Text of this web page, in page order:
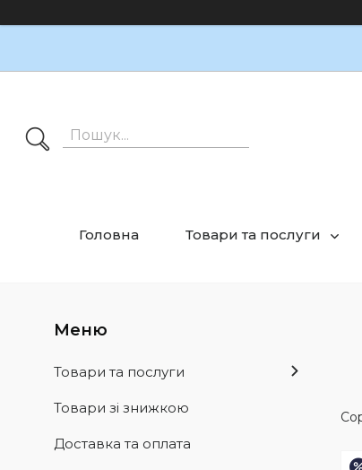
Головна Товари та послуги
Товари та послуги
Товари зі знижкою
Доставка та оплата